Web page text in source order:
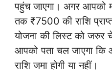
पहुंच जाएगा। अगर आपको
तक ₹7500 की राशि
योजना की लिस्ट को जरुर
आपको पता चल जाएगा
राशि जमा होगी या नहीं।